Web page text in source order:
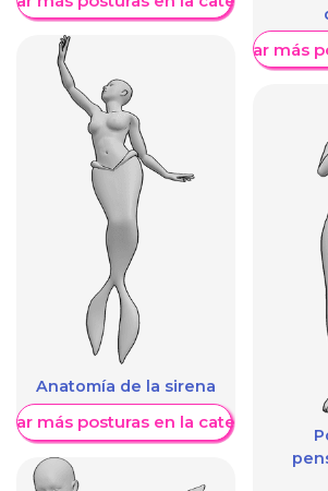
Anatomía de la sirena
más posturas en la categoría
Mostrar más